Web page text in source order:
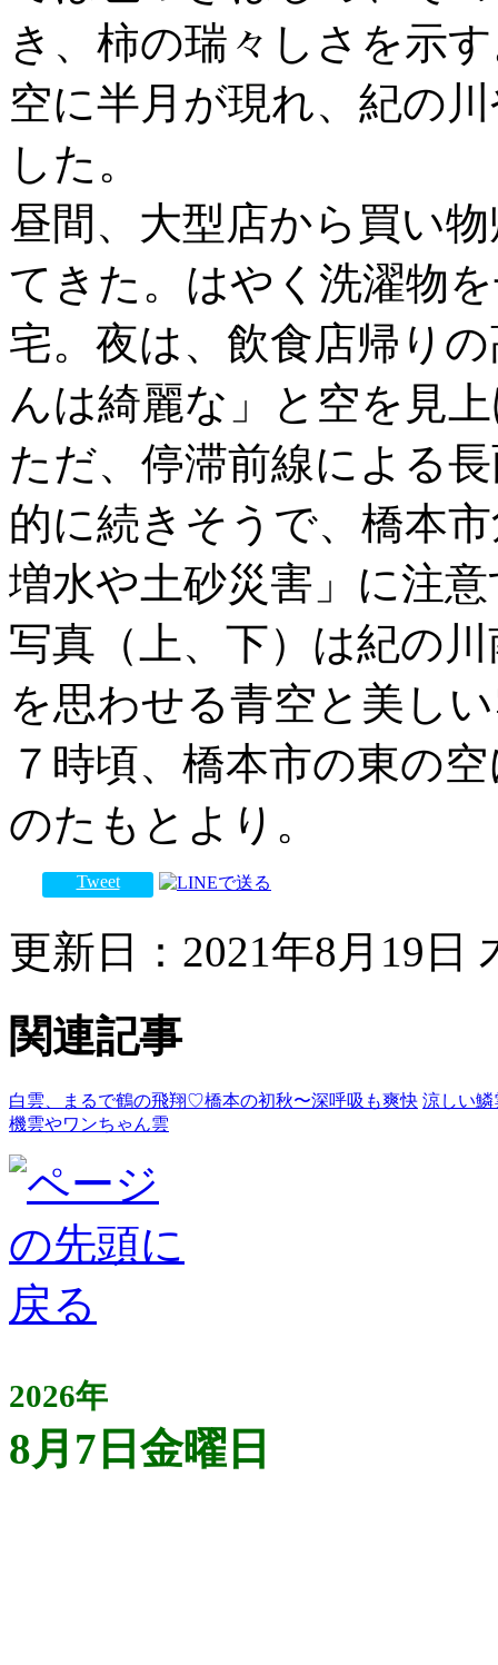
き、柿の瑞々しさを示
空に半月が現れ、紀の
した。
昼間、大型店から買い
てきた。はやく洗濯物
宅。夜は、飲食店帰り
んは綺麗な」と空を見
ただ、停滞前線による
的に続きそうで、橋本
増水や土砂災害」に注
写真（上、下）は紀の
を思わせる青空と美し
７時頃、橋本市の東の
のたもとより。
Tweet
更新日：2021年8月19日
関連記事
白雲、まるで鶴の飛翔♡橋本の初秋〜深呼吸も爽快 涼しい
機雲やワンちゃん雲
2026年
8月7日金曜日